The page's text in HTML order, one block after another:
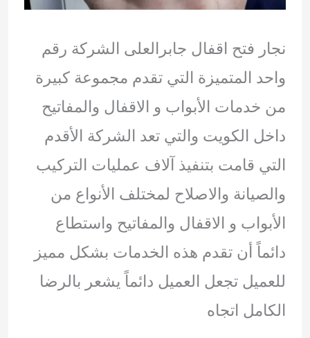
نجار فتح اقفال جابرالعلى الشركة رقم
واحد المتميزة التي تقدم مجموعة كبيرة
من خدمات الأبواب و الاقفال والمفاتيح
داخل الكويت والتي تعد الشركة الأقدم
التي قامت بتنفيذ آلاف عمليات التركيب
والصيانة والاصلاح لمختلف الأنواع من
الأبواب و الاقفال والمفاتيح واستطاع
دائماً أن تقدم هذه الخدمات بشكل مميز
للعميل تجعل العميل دائماً يشعر بالرضا
الكامل اتجاه